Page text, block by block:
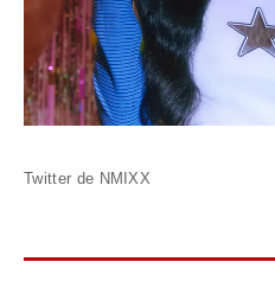
Twitter de NMIXX